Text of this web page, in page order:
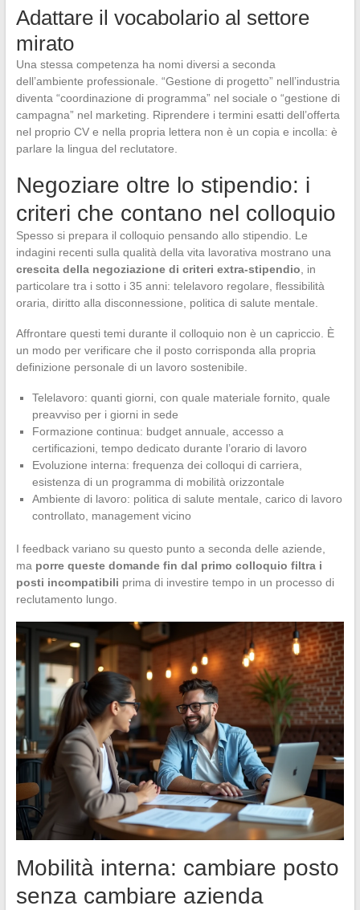
Adattare il vocabolario al settore
mirato
Una stessa competenza ha nomi diversi a seconda
dell’ambiente professionale. “Gestione di progetto” nell’industria
diventa “coordinazione di programma” nel sociale o “gestione di
campagna” nel marketing. Riprendere i termini esatti dell’offerta
nel proprio CV e nella propria lettera non è un copia e incolla: è
parlare la lingua del reclutatore.
Negoziare oltre lo stipendio: i
criteri che contano nel colloquio
Spesso si prepara il colloquio pensando allo stipendio. Le
indagini recenti sulla qualità della vita lavorativa mostrano una
crescita della negoziazione di criteri extra-stipendio , in
particolare tra i sotto i 35 anni: telelavoro regolare, flessibilità
oraria, diritto alla disconnessione, politica di salute mentale.
Affrontare questi temi durante il colloquio non è un capriccio. È
un modo per verificare che il posto corrisponda alla propria
definizione personale di un lavoro sostenibile.
Telelavoro: quanti giorni, con quale materiale fornito, quale
preavviso per i giorni in sede
Formazione continua: budget annuale, accesso a
certificazioni, tempo dedicato durante l’orario di lavoro
Evoluzione interna: frequenza dei colloqui di carriera,
esistenza di un programma di mobilità orizzontale
Ambiente di lavoro: politica di salute mentale, carico di lavoro
controllato, management vicino
I feedback variano su questo punto a seconda delle aziende,
ma porre queste domande fin dal primo colloquio filtra i
posti incompatibili prima di investire tempo in un processo di
reclutamento lungo.
Mobilità interna: cambiare posto
senza cambiare azienda